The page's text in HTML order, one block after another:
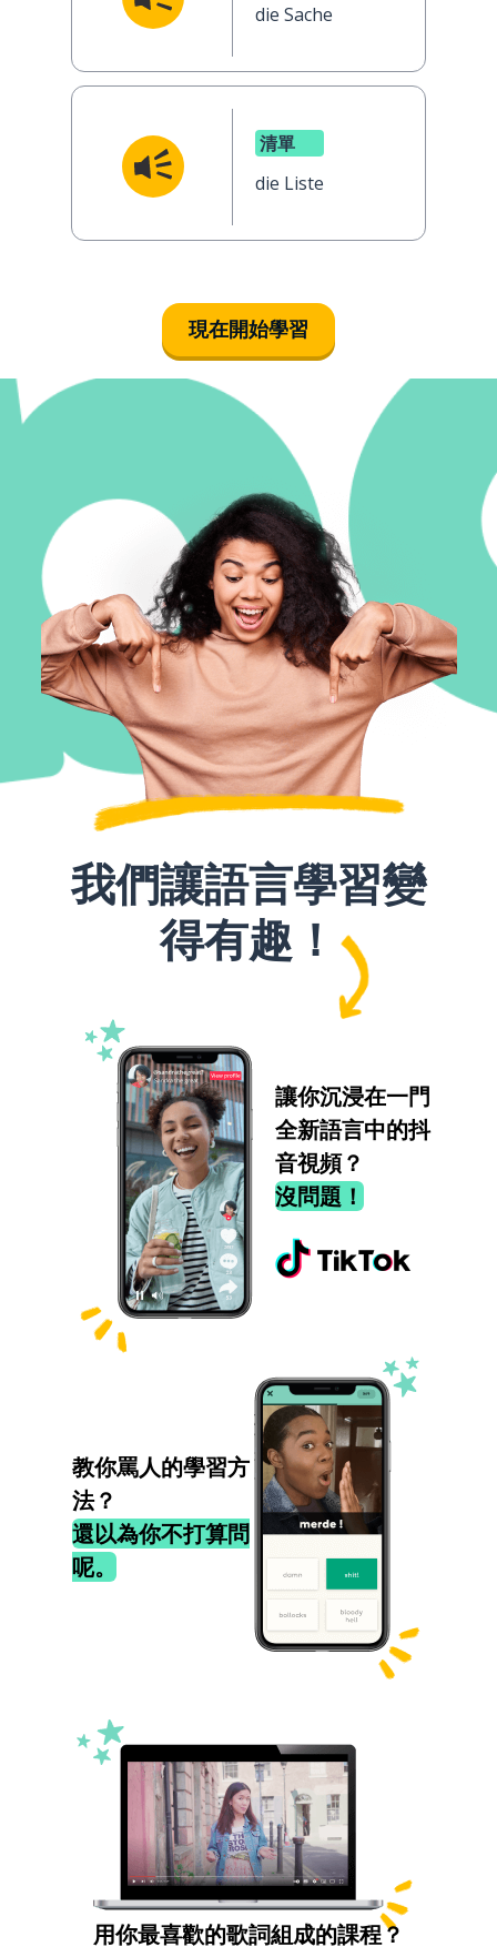
die Sache
清單
die Liste
現在開始學習
我們讓語言學習變
得有趣！
讓你沉浸在一門
全新語言中的抖
音視頻？
沒問題！
教你罵人的學習方
法？
還以為你不打算問
呢。
用你最喜歡的歌詞組成的課程？